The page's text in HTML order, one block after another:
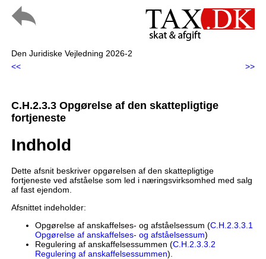
Den Juridiske Vejledning 2026-2
<<
>>
C.H.2.3.3 Opgørelse af den skattepligtige
fortjeneste
Indhold
Dette afsnit beskriver opgørelsen af den skattepligtige
fortjeneste ved afståelse som led i næringsvirksomhed med salg
af fast ejendom.
Afsnittet indeholder:
Opgørelse af anskaffelses- og afståelsessum (C.H.2.3.3.1
Opgørelse af anskaffelses- og afståelsessum)
Regulering af anskaffelsessummen (C.H.2.3.3.2
Regulering af anskaffelsessummen).